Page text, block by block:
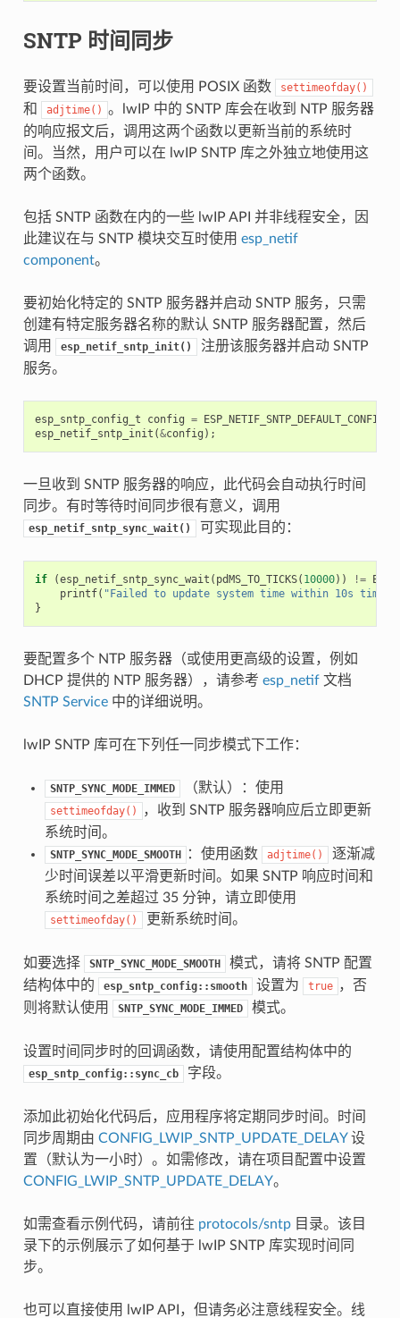
SNTP 时间同步
要设置当前时间，可以使用 POSIX 函数 settimeofday()
和 adjtime() 。lwIP 中的 SNTP 库会在收到 NTP 服务器
的响应报文后，调用这两个函数以更新当前的系统时
间。当然，用户可以在 lwIP SNTP 库之外独立地使用这
两个函数。
包括 SNTP 函数在内的一些 lwIP API 并非线程安全，因
此建议在与 SNTP 模块交互时使用 esp_netif
component。
要初始化特定的 SNTP 服务器并启动 SNTP 服务，只需
创建有特定服务器名称的默认 SNTP 服务器配置，然后
调用
esp_netif_sntp_init()
注册该服务器并启动 SNTP
服务。
esp_sntp_config_t config = ESP_NETIF_SNTP_DEFAULT_CONFIG
esp_netif_sntp_init (&config );
一旦收到 SNTP 服务器的响应，此代码会自动执行时间
同步。有时等待时间同步很有意义，调用
esp_netif_sntp_sync_wait() 可实现此目的：
if (esp_netif_sntp_sync_wait ( pdMS_TO_TICKS( 10000)) !=
printf( "Failed to update system time within 10s
}
要配置多个 NTP 服务器（或使用更高级的设置，例如
DHCP 提供的 NTP 服务器），请参考 esp_netif文档
SNTP Service中的详细说明。
lwIP SNTP 库可在下列任一同步模式下工作：
SNTP_SYNC_MODE_IMMED （默认）：使用
settimeofday()
，收到 SNTP 服务器响应后立即更新
系统时间。
SNTP_SYNC_MODE_SMOOTH ：使用函数 adjtime()
逐渐减
少时间误差以平滑更新时间。如果 SNTP 响应时间和
系统时间之差超过 35 分钟，请立即使用
settimeofday() 更新系统时间。
如要选择 SNTP_SYNC_MODE_SMOOTH
模式，请将 SNTP 配置
结构体中的
esp_sntp_config::smooth 设置为 true ，否
则将默认使用
SNTP_SYNC_MODE_IMMED 模式。
设置时间同步时的回调函数，请使用配置结构体中的
esp_sntp_config::sync_cb 字段。
添加此初始化代码后，应用程序将定期同步时间。时间
同步周期由 CONFIG_LWIP_SNTP_UPDATE_DELAY设
置（默认为一小时）。如需修改，请在项目配置中设置
CONFIG_LWIP_SNTP_UPDATE_DELAY。
如需查看示例代码，请前往 protocols/sntp目录。该目
录下的示例展示了如何基于 lwIP SNTP 库实现时间同
步。
也可以直接使用 lwIP API，但请务必注意线程安全。线